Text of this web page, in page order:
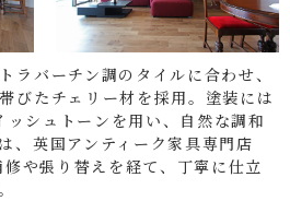
ラバーチン調のタイルに合わせ、
びたチェリー材を採用。塗装には
シュトーンを用い、自然な調和
、英国アンティーク家具専門店
修や張り替えを経て、丁寧に仕立